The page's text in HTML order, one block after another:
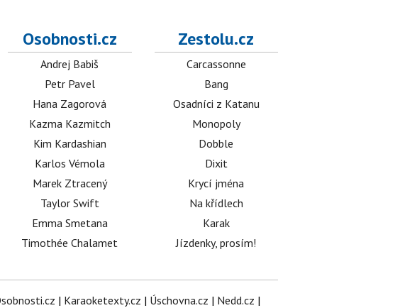
Osobnosti.cz
Andrej Babiš
Petr Pavel
Hana Zagorová
Kazma Kazmitch
Kim Kardashian
Karlos Vémola
Marek Ztracený
Taylor Swift
Emma Smetana
Timothée Chalamet
Zestolu.cz
Carcassonne
Bang
Osadníci z Katanu
Monopoly
Dobble
Dixit
Krycí jména
Na křídlech
Karak
Jízdenky, prosím!
| Karaoketexty.cz | Úschovna.cz | Nedd.cz |